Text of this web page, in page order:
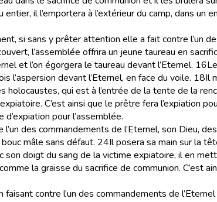
entier, il l’emportera à l’extérieur du camp, dans un
si sans y prêter attention elle a fait contre l’un
l’assemblée offrira un jeune taureau en
et l’on égorgera le taureau devant l’Eternel. 16
l’aspersion devant l’Eternel, en face du voile. 18Il
holocaustes, qui est à l’entrée de la tente de la
C’est ainsi que le prêtre fera l’expiation
pour l’assemblée.
l’un des commandements de l’Eternel, son Dieu,
mâle sans défaut. 24Il posera sa main sur la
son doigt du sang de la victime expiatoire, il en
la graisse du sacrifice de communion. C’est
faisant contre l’un des commandements de